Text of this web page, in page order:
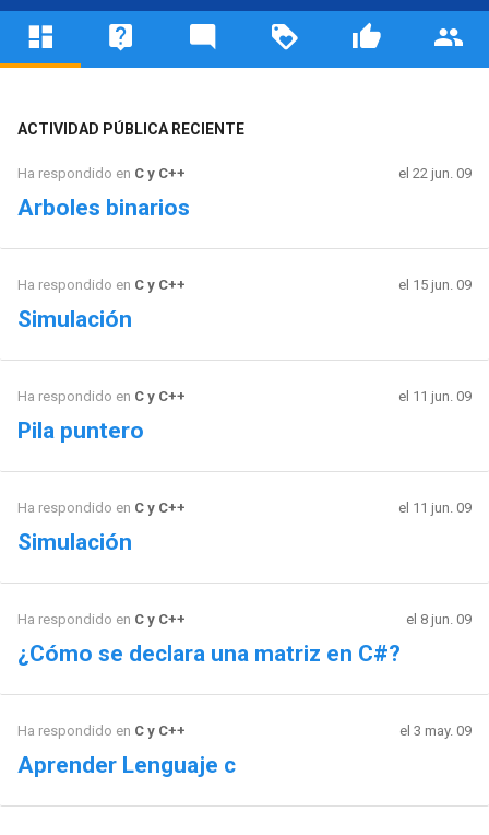
ACTIVIDAD PÚBLICA RECIENTE
Ha respondido en C y C++ el 22 jun. 09
Arboles binarios
Ha respondido en C y C++ el 15 jun. 09
Simulación
Ha respondido en C y C++ el 11 jun. 09
Pila puntero
Ha respondido en C y C++ el 11 jun. 09
Simulación
Ha respondido en C y C++ el 8 jun. 09
¿Cómo se declara una matriz en C#?
Ha respondido en C y C++ el 3 may. 09
Aprender Lenguaje c